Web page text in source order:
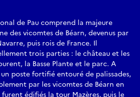
de Pau comprend la majeure
des vicomtes de Béarn, devenus par
puis rois de France. Il
trois parties : le château et les
la Basse Plante et le parc. A
poste fortifié entouré de palissades,
par les vicomtes de Béarn en
furent édifiés la tour Mazères, puis le